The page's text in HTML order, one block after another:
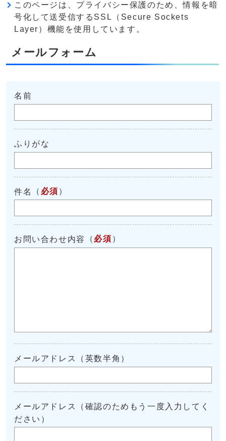
このページは、プライバシー保護のため、情報を暗
号化して送受信するSSL（Secure Sockets
Layer）機能を使用しています。
メールフォーム
名前
ふりがな
件名 （ 必須 ）
お問い合わせ内容 （ 必須 ）
メールアドレス（英数半角）
メールアドレス（確認のためもう一度入力してく
ださい）